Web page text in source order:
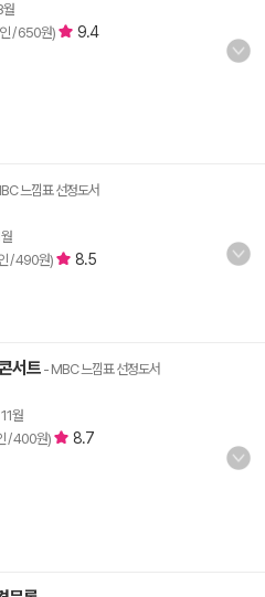
/ 650원)
9.4
느낌표 선정도서
/ 490원)
8.5
서트 - MBC 느낌표 선정도서
월
/ 400원)
8.7